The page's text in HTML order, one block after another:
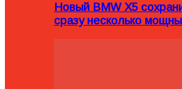
Новый BMW X5
сразу несколько